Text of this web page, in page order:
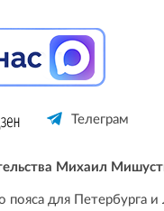
Телеграм
Михаил
пояса для Петербурга